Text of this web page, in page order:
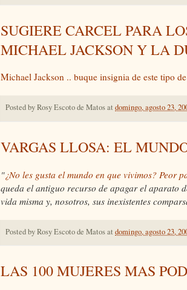
SUGIERE CARCEL PARA
MICHAEL JACKSON Y LA
Michael Jackson .. buque insignia de este tipo
Posted byRosy Escoto de Matosat domingo, agosto 23,
VARGAS LLOSA: EL
"¿No les gusta el mundo en que vivimos? Peor
queda el antiguo recurso de apagar el aparato
vida misma y, nosotros, sus inexistentes
Posted byRosy Escoto de Matosat domingo, agosto 23,
LAS 100 MUJERES MAS